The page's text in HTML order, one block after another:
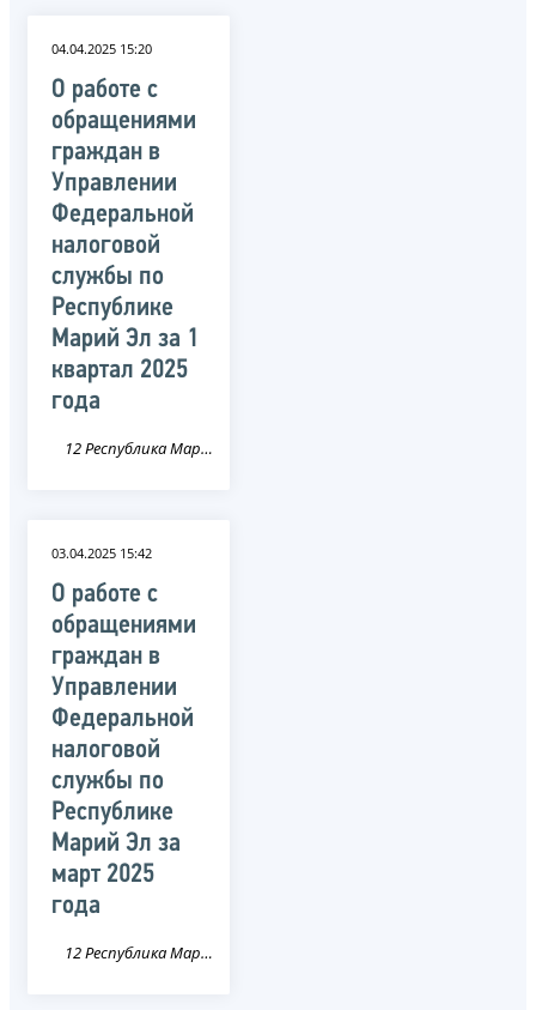
04.04.2025 15:20
О работе с
обращениями
граждан в
Управлении
Федеральной
налоговой
службы по
Республике
Марий Эл за 1
квартал 2025
года
12 Республика Марий Эл
03.04.2025 15:42
О работе с
обращениями
граждан в
Управлении
Федеральной
налоговой
службы по
Республике
Марий Эл за
март 2025
года
12 Республика Марий Эл